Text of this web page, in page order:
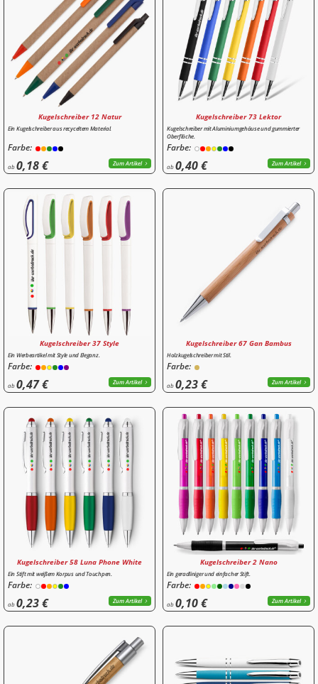
Kugelschreiber 12 Natur
Ein Kugelschreiber aus recyceltem Material.
Farbe:
ab0,18 € Zum Artikel
Kugelschreiber 73 Lektor
Kugelschreiber mit Aluminiumgehäuse und gummierter
Oberfläche.
Farbe:
ab0,40 € Zum Artikel
Kugelschreiber 37 Style
Ein Werbeartikel mit Style und Eleganz.
Farbe:
ab0,47 € Zum Artikel
Kugelschreiber 67 Gan Bambus
Holzkugelschreiber mit Stil.
Farbe:
ab0,23 € Zum Artikel
Kugelschreiber 58 Luna Phone White
Ein Stift mit weißem Korpus und Touchpen.
Farbe:
ab0,23 € Zum Artikel
Kugelschreiber 2 Nano
Ein geradliniger und einfacher Stift.
Farbe:
ab0,10 € Zum Artikel